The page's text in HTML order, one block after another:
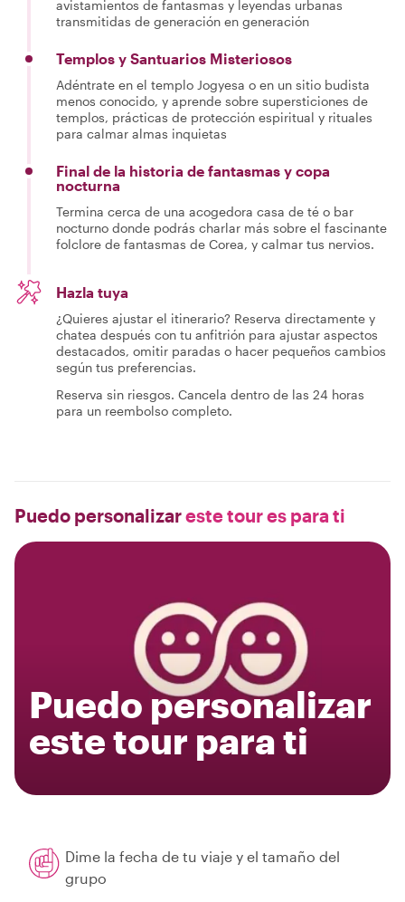
avistamientos de fantasmas y leyendas urbanas
transmitidas de generación en generación
Templos y Santuarios Misteriosos
Adéntrate en el templo Jogyesa o en un sitio budista
menos conocido, y aprende sobre supersticiones de
templos, prácticas de protección espiritual y rituales
para calmar almas inquietas
Final de la historia de fantasmas y copa
nocturna
Termina cerca de una acogedora casa de té o bar
nocturno donde podrás charlar más sobre el fascinante
folclore de fantasmas de Corea, y calmar tus nervios.
Hazla tuya
¿Quieres ajustar el itinerario? Reserva directamente y
chatea después con tu anfitrión para ajustar aspectos
destacados, omitir paradas o hacer pequeños cambios
según tus preferencias.
Reserva sin riesgos. Cancela dentro de las 24 horas
para un reembolso completo.
Puedo personalizareste tour es para ti
Puedo personalizar
este tour para ti
Dime la fecha de tu viaje y el tamaño del
grupo